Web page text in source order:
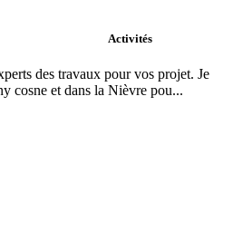
Activités
des travaux pour vos projet. Je
cosne et dans la Nièvre pou...